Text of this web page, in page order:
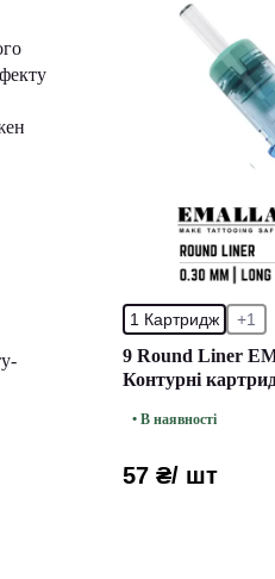
1 Картридж +1
9 Round Liner
Контурні
• В наявності
57 ₴/ шт